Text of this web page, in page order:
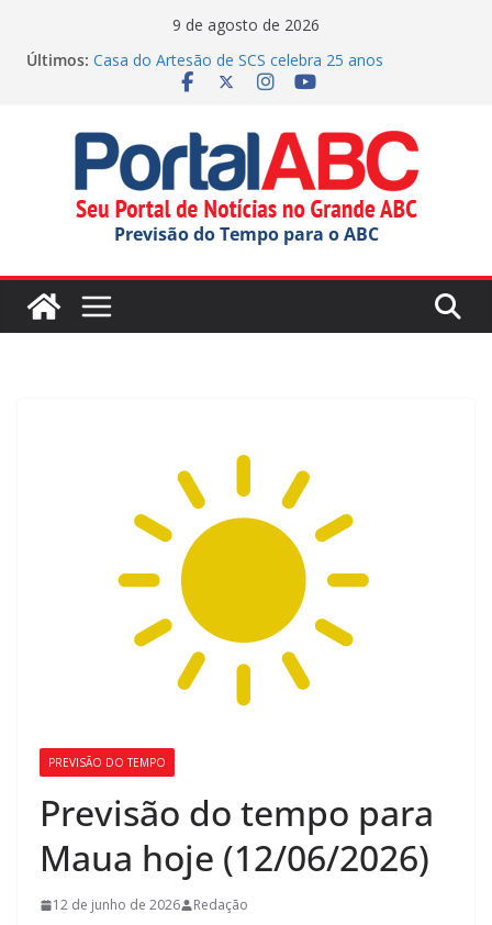
9 de agosto de 2026
Últimos: Casa do Artesão de SCS celebra 25 anos
Demônios da Garoa celebra 80 anos no Festival do
Dorival chega a 10 jogos sem vitória no Brasileirão,
somando passagens por Corinthians e São Paulo
Faculdade Municipal de SBC inicia novo ciclo com
Aula Magna
Justiça manda Mauá explicar edital para OS na
educação
Previsão do Tempo para o ABC
PREVISÃO DO TEMPO
Previsão do tempo para
Maua hoje (12/06/2026)
12 de junho de 2026 Redação